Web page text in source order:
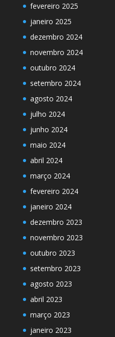
fevereiro 2025
janeiro 2025
dezembro 2024
novembro 2024
outubro 2024
setembro 2024
agosto 2024
julho 2024
junho 2024
maio 2024
abril 2024
março 2024
fevereiro 2024
janeiro 2024
dezembro 2023
novembro 2023
outubro 2023
setembro 2023
agosto 2023
abril 2023
março 2023
janeiro 2023